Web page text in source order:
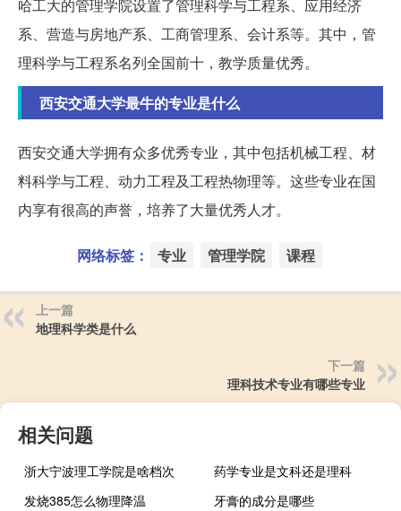
哈工大的管理学院设置了管理科学与工程系、应用经济
系、营造与房地产系、工商管理系、会计系等。其中，管
理科学与工程系名列全国前十，教学质量优秀。
西安交通大学最牛的专业是什么
西安交通大学拥有众多优秀专业，其中包括机械工程、材
料科学与工程、动力工程及工程热物理等。这些专业在国
内享有很高的声誉，培养了大量优秀人才。
网络标签： 专业 管理学院 课程
上一篇
地理科学类是什么
下一篇
理科技术专业有哪些专业
相关问题
浙大宁波理工学院是啥档次
药学专业是文科还是理科
发烧385怎么物理降温
牙膏的成分是哪些